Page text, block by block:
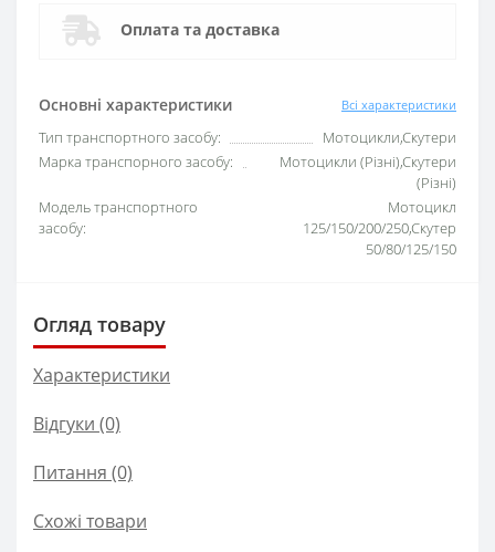
Основні характеристики Всі характеристики
Тип транспортного засобу:
Мотоцикли,Скутери
Марка транспорного засобу:
Мотоцикли (Різні),Скутери
(Різні)
Модель транспортного
засобу:
Мотоцикл
125/150/200/250,Скутер
50/80/125/150
Оплата та доставка
Огляд товару
Характеристики
Відгуки (0)
Питання (0)
Схожі товари